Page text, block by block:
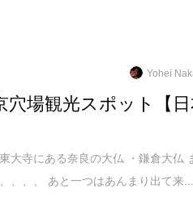
Yohei
穴場観光スポット【
大寺にある奈良の大仏 ・鎌倉大仏
、、、 あと一つはあんまり出て来...